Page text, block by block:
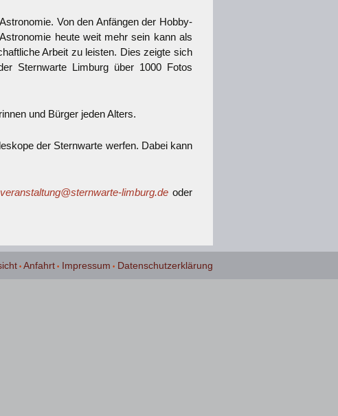
Von den Anfängen der Hobby-
heute weit mehr sein kann als
Arbeit zu leisten. Dies zeigte sich
Sternwarte Limburg über 1000 Fotos
und Bürger jeden Alters.
der Sternwarte werfen. Dabei kann
veranstaltung@sternwarte-limburg.de oder
Anfahrt Impressum Datenschutzerklärung